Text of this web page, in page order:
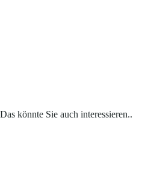
Das könnte Sie auch interessieren..